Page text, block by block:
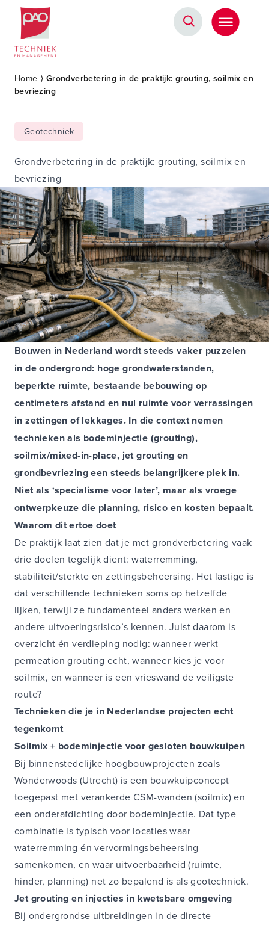
Postacademische cursussen, leergangen en opleidingen
Home ⟩ Grondverbetering in de praktijk: grouting, soilmix en
bevriezing
Geotechniek
Grondverbetering in de praktijk: grouting, soilmix en
bevriezing
Bouwen in Nederland wordt steeds vaker puzzelen
in de ondergrond: hoge grondwaterstanden,
beperkte ruimte, bestaande bebouwing op
centimeters afstand en nul ruimte voor verrassingen
in zettingen of lekkages. In die context nemen
technieken als bodeminjectie (grouting),
soilmix/mixed-in-place, jet grouting en
grondbevriezing een steeds belangrijkere plek in.
Niet als ‘specialisme voor later’, maar als vroege
ontwerpkeuze die planning, risico en kosten bepaalt.
Waarom dit ertoe doet
De praktijk laat zien dat je met grondverbetering vaak
drie doelen tegelijk dient: waterremming,
stabiliteit/sterkte en zettingsbeheersing. Het lastige is
dat verschillende technieken soms op hetzelfde
lijken, terwijl ze fundamenteel anders werken en
andere uitvoeringsrisico’s kennen. Juist daarom is
overzicht én verdieping nodig: wanneer werkt
permeation grouting echt, wanneer kies je voor
soilmix, en wanneer is een vrieswand de veiligste
route?
Technieken die je in Nederlandse projecten echt
tegenkomt
Soilmix + bodeminjectie voor gesloten bouwkuipen
Bij binnenstedelijke hoogbouwprojecten zoals
Wonderwoods (Utrecht) is een bouwkuipconcept
toegepast met verankerde CSM-wanden (soilmix) en
een onderafdichting door bodeminjectie. Dat type
combinatie is typisch voor locaties waar
waterremming én vervormingsbeheersing
samenkomen, en waar uitvoerbaarheid (ruimte,
hinder, planning) net zo bepalend is als geotechniek.
Jet grouting en injecties in kwetsbare omgeving
Bij ondergrondse uitbreidingen in de directe